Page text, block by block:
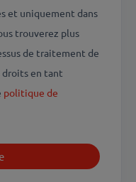
et uniquement dans
trouverez plus
de traitement de
droits en tant
politique de